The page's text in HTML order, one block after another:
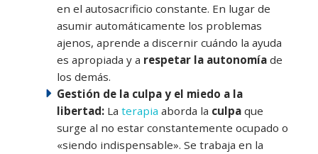
en el autosacrificio constante. En lugar de
asumir automáticamente los problemas
ajenos, aprende a discernir cuándo la ayuda
es apropiada y a respetar la autonomía de
los demás.
Gestión de la culpa y el miedo a la
libertad: La terapia aborda la culpa que
surge al no estar constantemente ocupado o
«siendo indispensable». Se trabaja en la